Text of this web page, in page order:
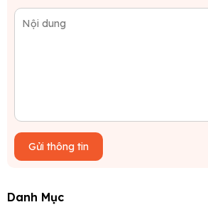
Gửi thông tin
Danh Mục